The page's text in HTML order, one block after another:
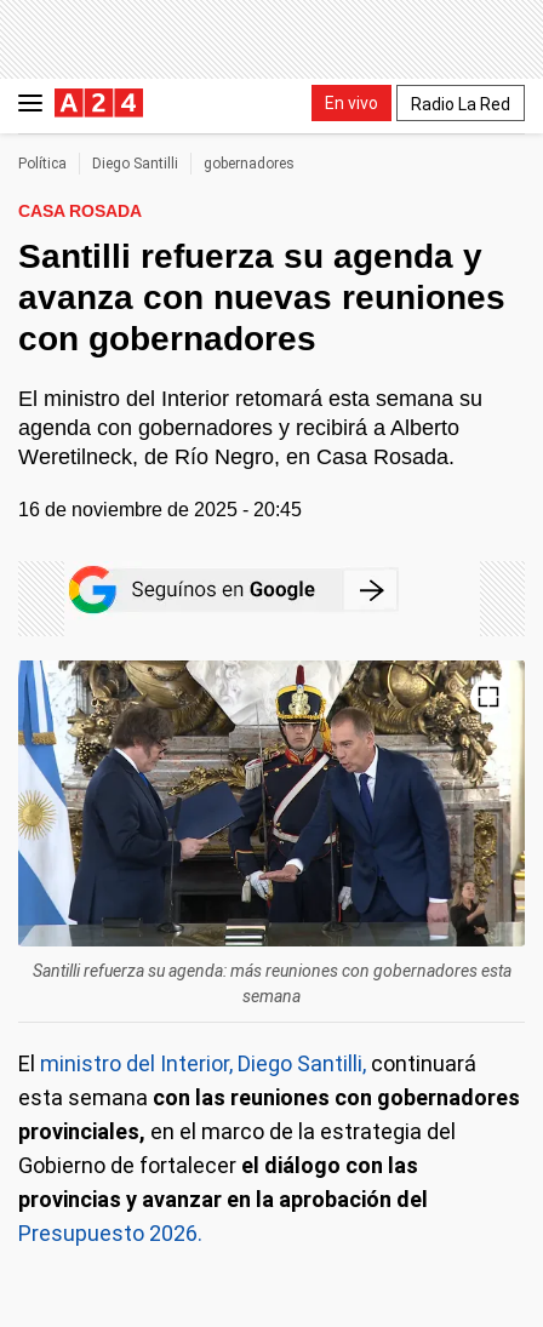
En vivo Radio La Red
Política Diego Santilli gobernadores
CASA ROSADA
Santilli refuerza su agenda y
avanza con nuevas reuniones
con gobernadores
El ministro del Interior retomará esta semana su
agenda con gobernadores y recibirá a Alberto
Weretilneck, de Río Negro, en Casa Rosada.
16 de noviembre de 2025 - 20:45
Santilli refuerza su agenda: más reuniones con gobernadores esta
semana
El ministro del Interior, Diego Santilli, continuará
esta semana con las reuniones con gobernadores
provinciales, en el marco de la estrategia del
Gobierno de fortalecer el diálogo con las
provincias y avanzar en la aprobación del
Presupuesto 2026.